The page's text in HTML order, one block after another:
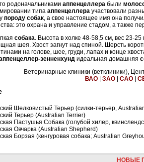
родоначальниками аппенцеллера были
типа аппенцеллера участвовали
породу собак, а свое настоящее имя она
это охрана и управление стадом, а также
собака. Высота в холке 48-58,5 см, вес 23-
шея. Хвост загнут над спиной. Шерсть
на голове, шее, груди, лапах и конце
зенненхунд идеальная домашняя
Ветеринарные клиники (ветклиники),
ВАО
ЗАО САО
Шелковистый Терьер (силки-терьер,
Терьер (Australian Terrier)
Пастушья Собака (голубой хилер,
Овчарка (Australian Shepherd)
Борзая (кенгуровая собака; Australian
НОВЫЕ